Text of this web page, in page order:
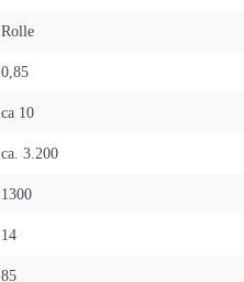
Rolle
0,85
ca 10
ca. 3.200
1300
14
85